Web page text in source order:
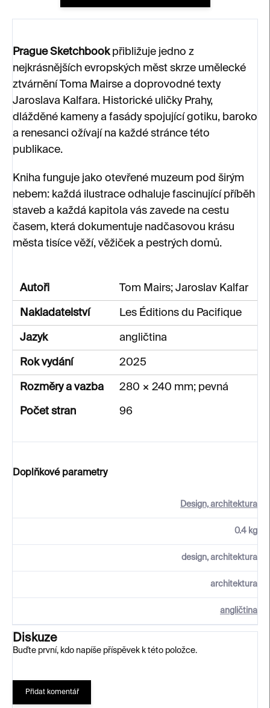
Prague Sketchbookpřibližuje jedno z
nejkrásnějších evropských měst skrze umělecké
ztvárnění Toma Mairse a doprovodné texty
Jaroslava Kalfara. Historické uličky Prahy,
dlážděné kameny a fasády spojující gotiku, baroko
a renesanci ožívají na každé stránce této
publikace.
Kniha funguje jako otevřené muzeum pod širým
nebem: každá ilustrace odhaluje fascinující příběh
staveb a každá kapitola vás zavede na cestu
časem, která dokumentuje nadčasovou krásu
města tisíce věží, věžiček a pestrých domů.
Autoři Tom Mairs; Jaroslav Kalfar
Nakladatelství Les Éditions du Pacifique
Jazyk angličtina
Rok vydání 2025
Rozměry a vazba 280 × 240 mm; pevná
Počet stran 96
Doplňkové parametry
Design, architektura
0.4 kg
design, architektura
architektura
angličtina
Diskuze
Buďte první, kdo napíše příspěvek k této položce.
Přidat komentář